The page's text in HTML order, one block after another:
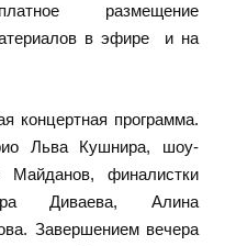
размещение
в эфире и на
концертная программа.
Льва Кушнира, шоу-
финалистки
Диваева, Алина
Завершением вечера